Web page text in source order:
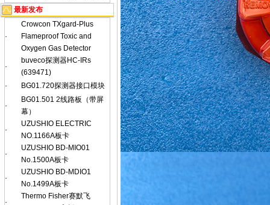
最新发布
·
Crowcon TXgard-Plus
Flameproof Toxic and
Oxygen Gas Detector
·
buveco探测器HC-IRs
(639471)
·
BG01.720探测器接口模块
·
BG01.501 2线路板（带屏
幕）
·
UZUSHIO ELECTRIC
NO.1166A板卡
·
UZUSHIO BD-MIO01
No.1500A板卡
·
UZUSHIO BD-MDIO1
No.1499A板卡
·
Thermo Fisher赛默飞